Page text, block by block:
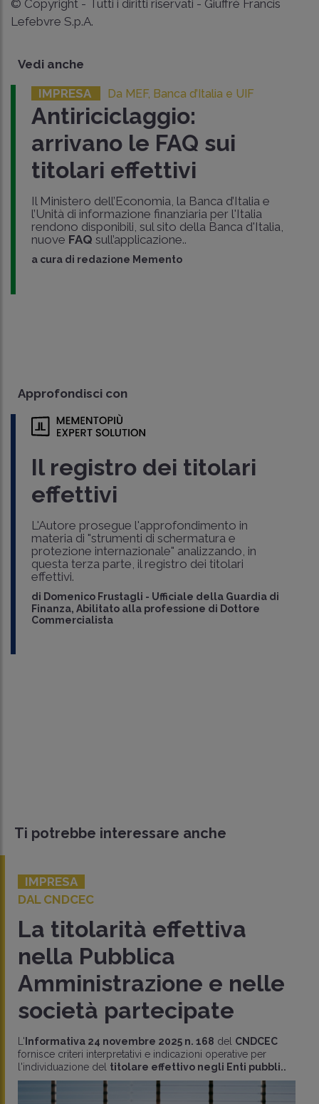
© Copyright - Tutti i diritti riservati - Giuffrè Francis
Lefebvre S.p.A.
Vedi anche
IMPRESA Da MEF, Banca d’Italia e UIF
Antiriciclaggio:
arrivano le FAQ sui
titolari effettivi
Il Ministero dell’Economia, la Banca d’Italia e
l’Unità di informazione finanziaria per l'Italia
rendono disponibili, sul sito della Banca d'Italia,
nuove FAQ sull’applicazione..
a cura di redazione Memento
Approfondisci con
Il registro dei titolari
effettivi
L'Autore prosegue l'approfondimento in
materia di "strumenti di schermatura e
protezione internazionale" analizzando, in
questa terza parte, il registro dei titolari
effettivi.
di Domenico Frustagli - Ufficiale della Guardia di
Finanza, Abilitato alla professione di Dottore
Commercialista
Ti potrebbe interessare anche
IMPRESA
DAL CNDCEC
La titolarità effettiva
nella Pubblica
Amministrazione e nelle
società partecipate
L' Informativa 24 novembre 2025 n. 168 del CNDCEC
fornisce criteri interpretativi e indicazioni operative per
l'individuazione del titolare effettivo negli Enti pubbli..